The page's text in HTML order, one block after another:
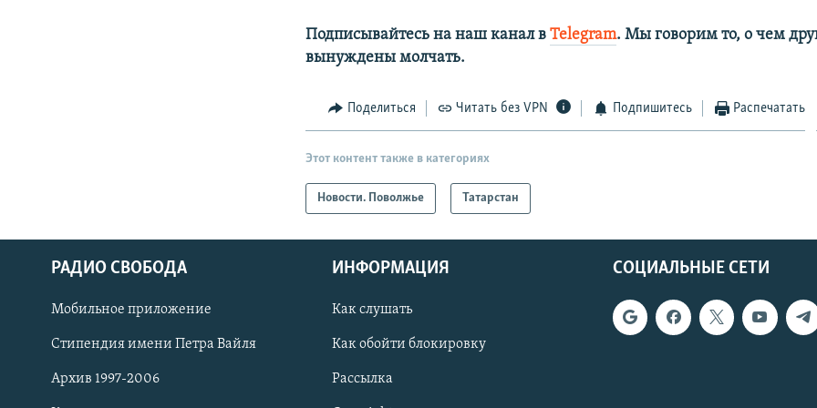
СОЦИАЛЬНЫЕ СЕТИ
Подписывайтесь на наш канал вTelegram. Мы говорим то, о чем
вынуждены молчать.​
Поделиться Читать без VPN Подпишитесь Распечатать
Этот контент также в категориях
Новости. Поволжье Татарстан
СОЦИАЛЬНЫЕ СЕТИ
РАДИО СВОБОДА
Мобильное приложение
Стипендия имени Петра Вайля
Архив 1997-2006
ИНФОРМАЦИЯ
Как слушать
Как обойти блокировку
Рассылка